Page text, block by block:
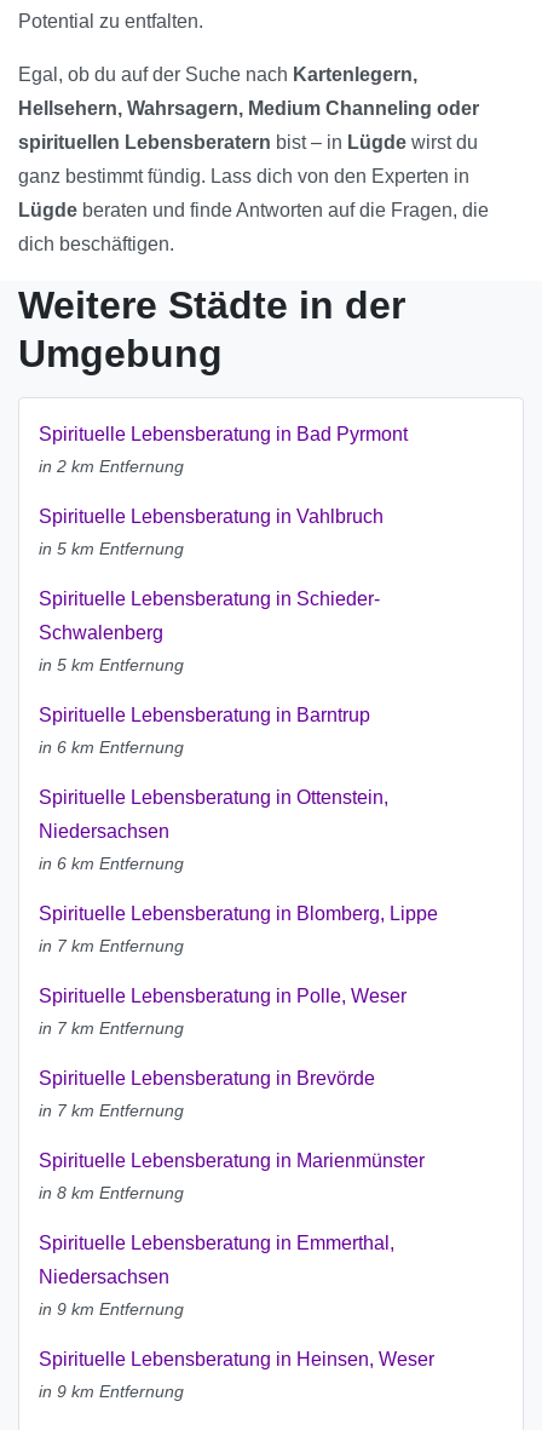
Potential zu entfalten.
Egal, ob du auf der Suche nach Kartenlegern,
Hellsehern, Wahrsagern, Medium Channeling oder
spirituellen Lebensberatern bist – in Lügde wirst du
ganz bestimmt fündig. Lass dich von den Experten in
Lügde beraten und finde Antworten auf die Fragen, die
dich beschäftigen.
Weitere Städte in der
Umgebung
Spirituelle Lebensberatung in Bad Pyrmont
in 2 km Entfernung
Spirituelle Lebensberatung in Vahlbruch
in 5 km Entfernung
Spirituelle Lebensberatung in Schieder-
Schwalenberg
in 5 km Entfernung
Spirituelle Lebensberatung in Barntrup
in 6 km Entfernung
Spirituelle Lebensberatung in Ottenstein,
Niedersachsen
in 6 km Entfernung
Spirituelle Lebensberatung in Blomberg, Lippe
in 7 km Entfernung
Spirituelle Lebensberatung in Polle, Weser
in 7 km Entfernung
Spirituelle Lebensberatung in Brevörde
in 7 km Entfernung
Spirituelle Lebensberatung in Marienmünster
in 8 km Entfernung
Spirituelle Lebensberatung in Emmerthal,
Niedersachsen
in 9 km Entfernung
Spirituelle Lebensberatung in Heinsen, Weser
in 9 km Entfernung